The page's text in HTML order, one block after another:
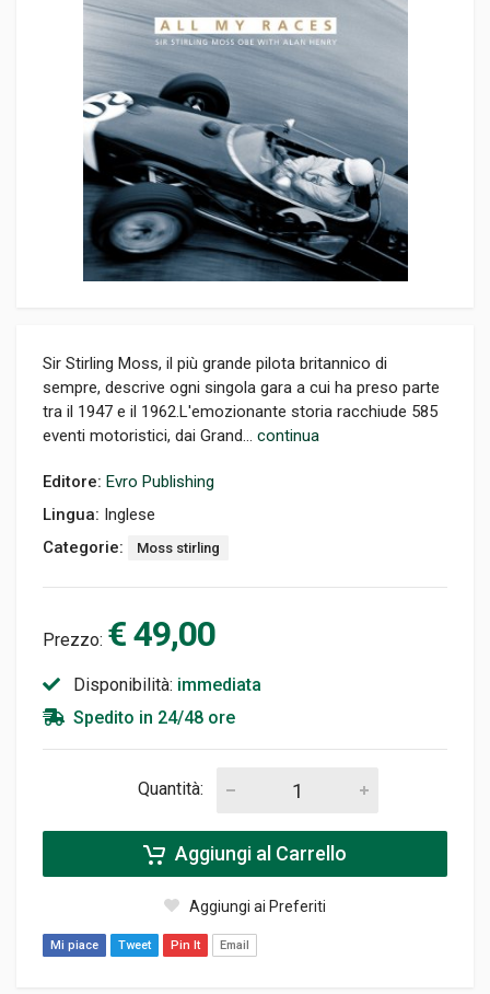
Sir Stirling Moss, il più grande pilota britannico di
sempre, descrive ogni singola gara a cui ha preso parte
tra il 1947 e il 1962.L'emozionante storia racchiude 585
eventi motoristici, dai Grand... continua
Editore: Evro Publishing
Lingua: Inglese
Categorie:
Moss stirling
Prezzo: € 49,00
Disponibilità: immediata
Spedito in 24/48 ore
Quantità:
Aggiungi al Carrello
Aggiungi ai Preferiti
Mi piace Tweet Pin It Email